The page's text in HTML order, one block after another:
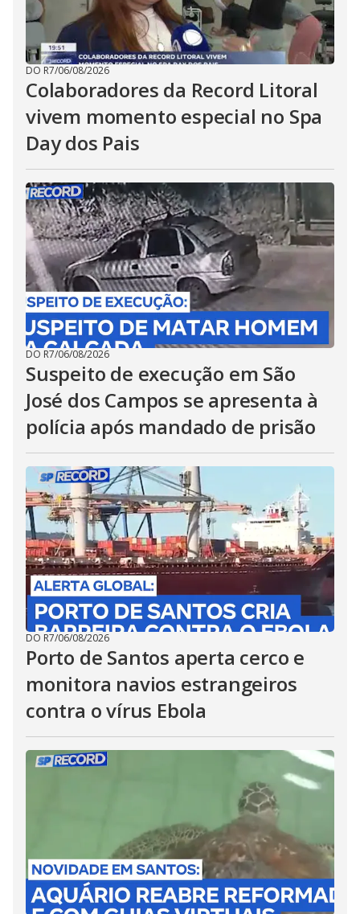
DO R7/06/08/2026
Colaboradores da Record Litoral
vivem momento especial no Spa
Day dos Pais
DO R7/06/08/2026
Suspeito de execução em São
José dos Campos se apresenta à
polícia após mandado de prisão
DO R7/06/08/2026
Porto de Santos aperta cerco e
monitora navios estrangeiros
contra o vírus Ebola